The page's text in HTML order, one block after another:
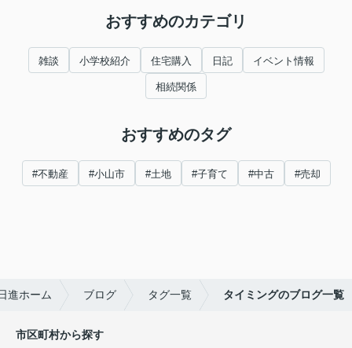
おすすめのカテゴリ
雑談 小学校紹介 住宅購入 日記 イベント情報
相続関係
おすすめのタグ
#不動産 #小山市 #土地 #子育て #中古 #売却
進ホーム ブログ タグ一覧 タイミングのブログ一覧
市区町村から探す